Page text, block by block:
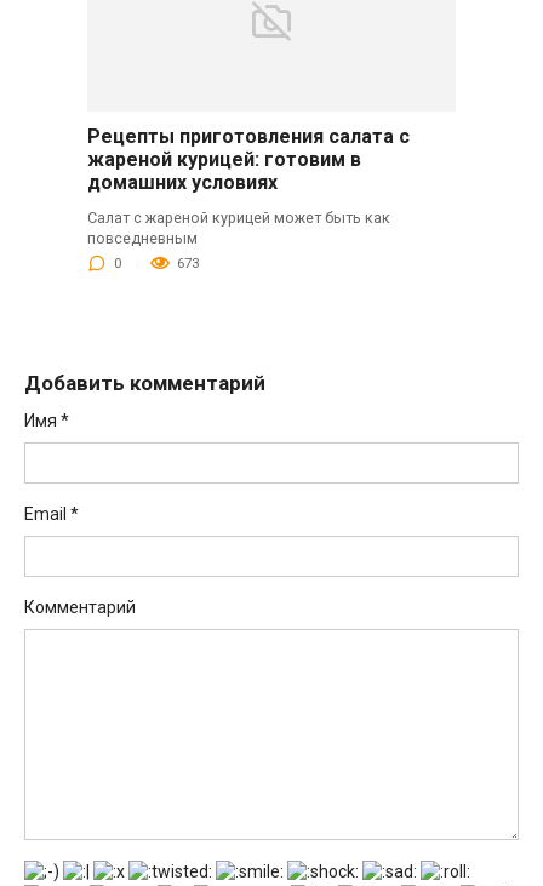
Рецепты приготовления салата с
жареной курицей: готовим в
домашних условиях
Салат с жареной курицей может быть как
повседневным
0 673
Добавить комментарий
Имя *
Email *
Комментарий